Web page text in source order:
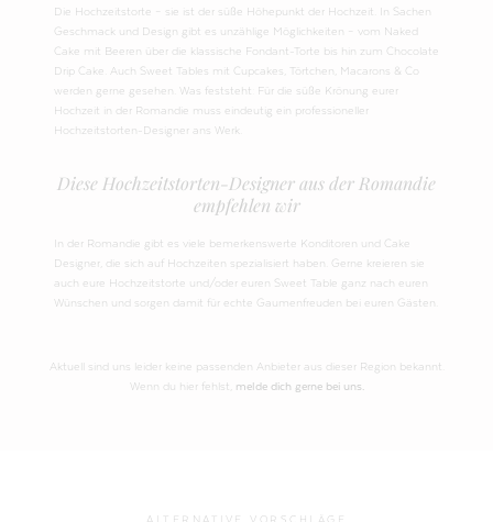
Die Hochzeitstorte – sie ist der süße Höhepunkt der Hochzeit. In Sachen
Geschmack und Design gibt es unzählige Möglichkeiten – vom Naked
Cake mit Beeren über die klassische Fondant-Torte bis hin zum Chocolate
Drip Cake. Auch Sweet Tables mit Cupcakes, Törtchen, Macarons & Co
werden gerne gesehen. Was feststeht: Für die süße Krönung eurer
Hochzeit in der Romandie muss eindeutig ein professioneller
Hochzeitstorten-Designer ans Werk.
Diese Hochzeitstorten-Designer aus der Romandie
empfehlen wir
In der Romandie gibt es viele bemerkenswerte Konditoren und Cake
Designer, die sich auf Hochzeiten spezialisiert haben. Gerne kreieren sie
auch eure Hochzeitstorte und/oder euren Sweet Table ganz nach euren
Wünschen und sorgen damit für echte Gaumenfreuden bei euren Gästen.
Aktuell sind uns leider keine passenden Anbieter aus dieser Region bekannt.
Wenn du hier fehlst, melde dich gerne bei uns.